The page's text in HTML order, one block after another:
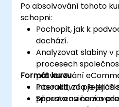
Po absolvování tohoto
schopni:
Pochopit, jak k
dochází.
Analyzovat slabiny v
procesech
provozování
Posoudit, zda je
připravena na
Formát kurzu
Interaktivní
Spousta cvičení a